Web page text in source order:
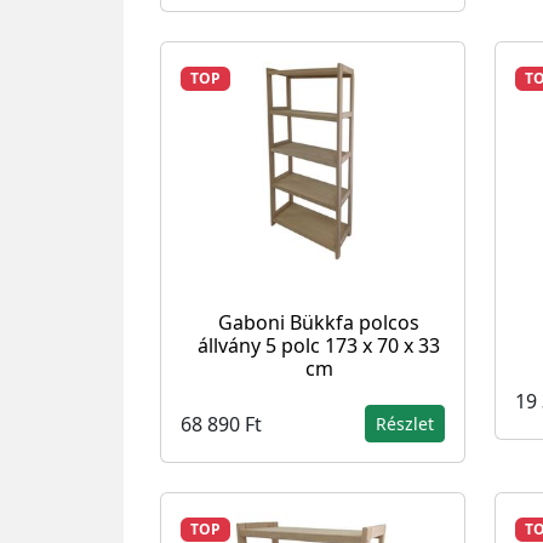
TOP
Gaboni Bükkfa polcos
állvány 5 polc 173 x 70 x 33
cm
68 890 Ft Részlet
19
TOP